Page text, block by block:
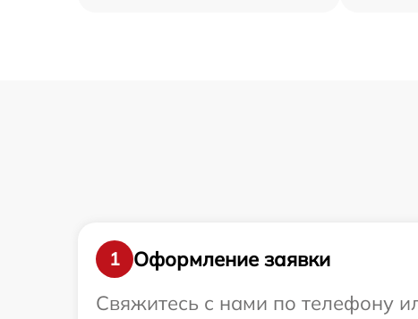
1
Оформление заявки
Свяжитесь с нами по телефону